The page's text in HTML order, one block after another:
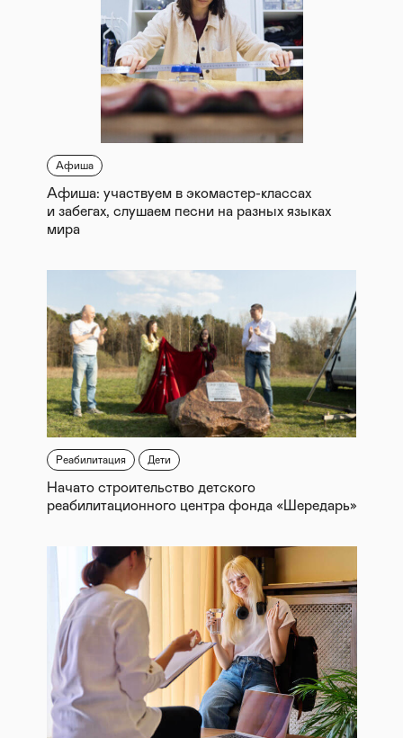
Афиша
Афиша: участвуем в экомастер-классах
и забегах, слушаем песни на разных языках
мира
Реабилитация Дети
Начато строительство детского
реабилитационного центра фонда «Шередарь»